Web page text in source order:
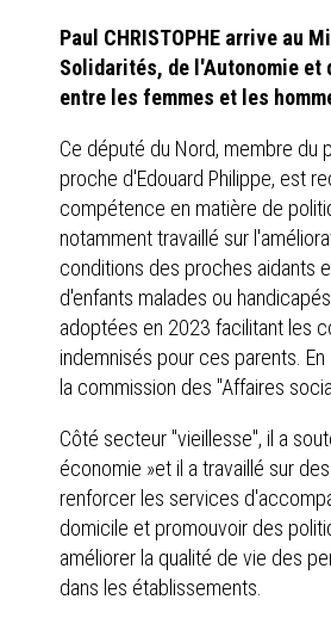
Paul CHRISTOPHE arrive au
Solidarités, de l'Autonomie et
entre les femmes et les
Ce député du Nord, membre du
proche d'Edouard Philippe, est
compétence en matière de
notamment travaillé sur
conditions des proches aidants
d'enfants malades ou
adoptées en 2023 facilitant les
indemnisés pour ces parents.
la commission des "Affaires
Côté secteur "vieillesse", il a
économie »et il a travaillé sur
renforcer les services
domicile et promouvoir des
améliorer la qualité de vie des
dans les établissements.